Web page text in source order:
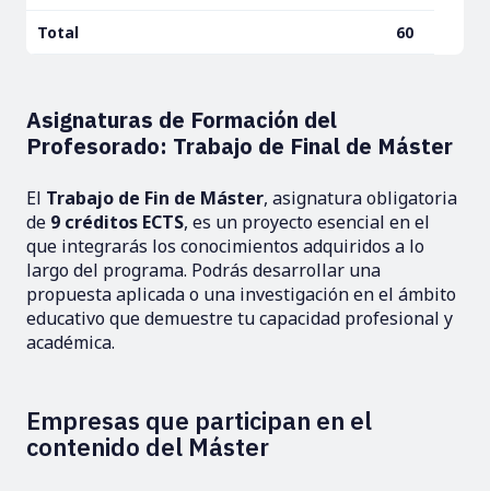
Total 60
Asignaturas de Formación del
Profesorado: Trabajo de Final de Máster
El Trabajo de Fin de Máster, asignatura obligatoria
de 9 créditos ECTS, es un proyecto esencial en el
que integrarás los conocimientos adquiridos a lo
largo del programa. Podrás desarrollar una
propuesta aplicada o una investigación en el ámbito
educativo que demuestre tu capacidad profesional y
académica.
Empresas que participan en el
contenido del Máster